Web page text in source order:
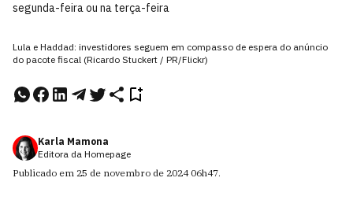
segunda-feira ou na terça-feira
Lula e Haddad: investidores seguem em compasso de espera do anúncio
do pacote fiscal (Ricardo Stuckert / PR/Flickr)
Karla Mamona
Editora da Homepage
Publicado em 25 de novembro de 2024 06h47.